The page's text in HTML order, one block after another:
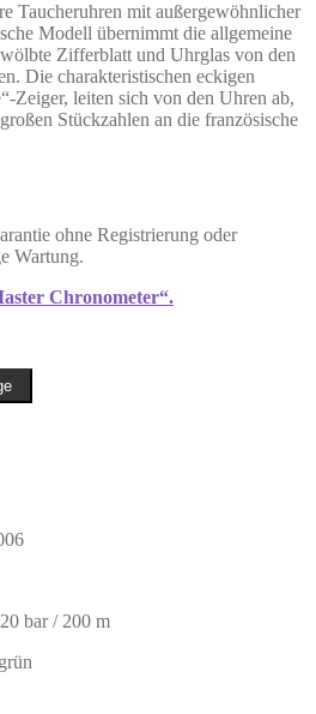
Taucheruhren mit außergewöhnlicher
Modell übernimmt die allgemeine
Zifferblatt und Uhrglas von den
Die charakteristischen eckigen
Zeiger, leiten sich von den Uhren ab,
Stückzahlen an die französische
ohne Registrierung oder
Wartung.
Chronometer“.
20 bar / 200 m
grün